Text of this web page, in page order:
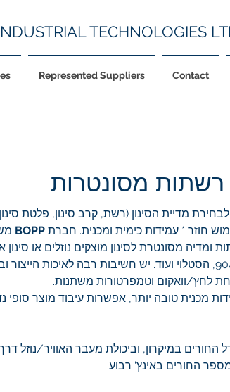
TECHNOLOGIES
Represented Suppliers Contact
רשתות מסונטרות
מדיית הסינון (רשת, קרב סינון, פלטת
חוזר * עמידות כימית ומכנית. חברת BOPP
מסונטרת לסינון מוצקים נוזלים או סינון
לחץ/וואקום וטמפרטורות משתנות.
מכנית טובה יותר, אפשרות עיבוד מוצר סופי